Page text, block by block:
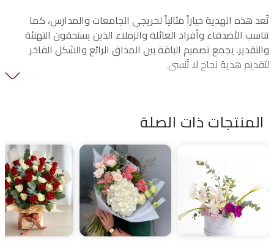
تُعد هذه الهدية خياراً مثالياً لخريجي الجامعات والمدارس، كما
تناسب الأصدقاء وأفراد العائلة والزملاء الذين يستحقون التهنئة
والتقدير. يجمع تصميم الباقة بين المذاق الرائع والشكل الفاخر
لتقديم هدية نجاح لا تُنسى.
• احتفالات التخرج
• خريجي المدارس
• الأصدقاء والعائلة
• تقدير الإنجازات
المنتجات ذات الصلة